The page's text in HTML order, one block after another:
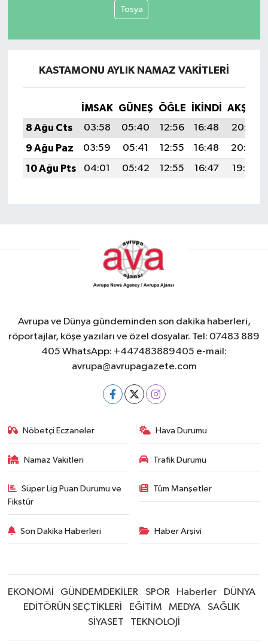
Tosya
KASTAMONU AYLIK NAMAZ VAKITLERI
İMSAK GÜNEŞ ÖĞLE İKINDI
AKŞAM
8 Ağu Cts
03:58 05:40 12:56 16:48
20:02
9 Ağu Paz
03:59 05:41 12:55 16:48
20:00
10 Ağu Pts
04:01 05:42 12:55 16:47 19:59
Avrupa ve Dünya gündeminden son dakika haberleri,
röportajlar, köşe yazıları ve özel dosyalar. Tel: 07483 889
405 WhatsApp: +447483889405 e-mail:
avrupa@avrupagazete.com
Nöbetçi Eczaneler Hava Durumu
Namaz Vakitleri Trafik Durumu
Süper Lig Puan Durumu ve
Fikstür
Tüm Manşetler
Son Dakika Haberleri Haber Arşivi
EKONOMİ GÜNDEMDEKİLER SPOR Haberler
DÜNYA
EDİTÖRÜN SEÇTİKLERİ
EĞİTİM MEDYA
SAĞLIK
SİYASET
TEKNOLOJİ